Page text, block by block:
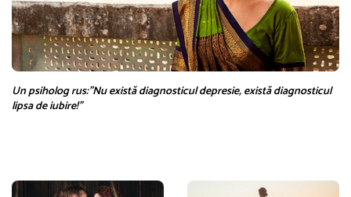
Un psiholog rus:”Nu există diagnosticul depresie, există diagnosticul
lipsa de iubire!”